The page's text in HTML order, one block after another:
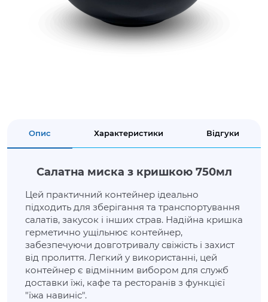
Опис Характеристики Відгуки
Салатна миска з кришкою 750мл
Цей практичний контейнер ідеально
підходить для зберігання та транспортування
салатів, закусок і інших страв. Надійна кришка
герметично ущільнює контейнер,
забезпечуючи довготривалу свіжість і захист
від пролиття. Легкий у використанні, цей
контейнер є відмінним вибором для служб
доставки їжі, кафе та ресторанів з функцієї
"їжа навиніс".